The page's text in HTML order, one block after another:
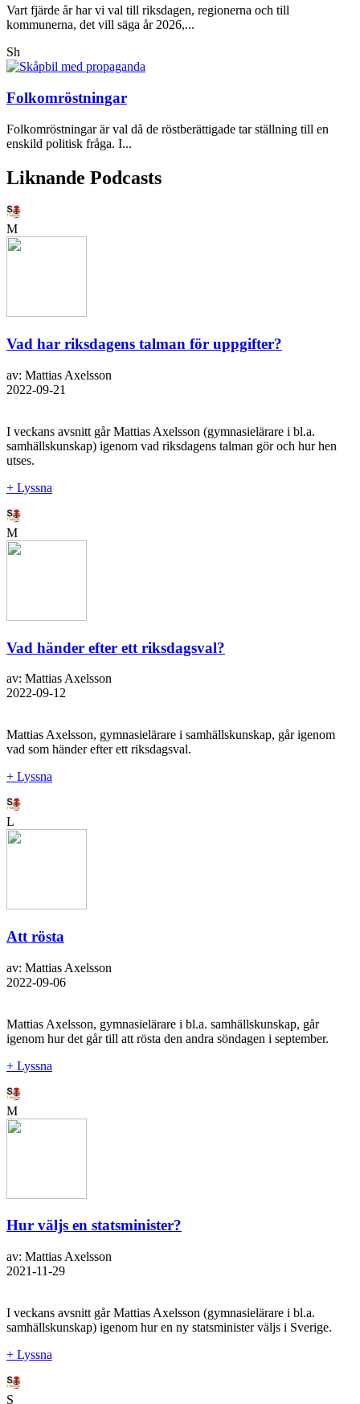
Vart fjärde år har vi val till riksdagen, regionerna och till
kommunerna, det vill säga år 2026,...
Sh
Folkomröstningar
Folkomröstningar är val då de röstberättigade tar ställning till en
enskild politisk fråga. I...
Liknande Podcasts
M
Vad har riksdagens talman för uppgifter?
av: Mattias Axelsson
2022-09-21
I veckans avsnitt går Mattias Axelsson (gymnasielärare i bl.a.
samhällskunskap) igenom vad riksdagens talman gör och hur hen
utses.
+ Lyssna
M
Vad händer efter ett riksdagsval?
av: Mattias Axelsson
2022-09-12
Mattias Axelsson, gymnasielärare i samhällskunskap, går igenom
vad som händer efter ett riksdagsval.
+ Lyssna
L
Att rösta
av: Mattias Axelsson
2022-09-06
Mattias Axelsson, gymnasielärare i bl.a. samhällskunskap, går
igenom hur det går till att rösta den andra söndagen i september.
+ Lyssna
M
Hur väljs en statsminister?
av: Mattias Axelsson
2021-11-29
I veckans avsnitt går Mattias Axelsson (gymnasielärare i bl.a.
samhällskunskap) igenom hur en ny statsminister väljs i Sverige.
+ Lyssna
S